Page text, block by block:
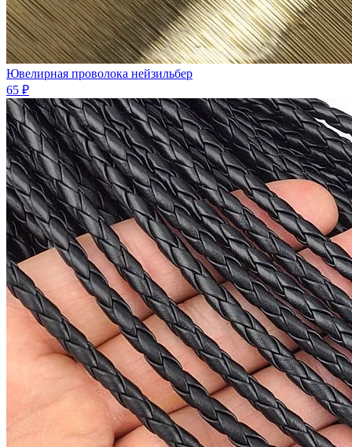
Ювелирная проволока нейзильбер
65 ₽